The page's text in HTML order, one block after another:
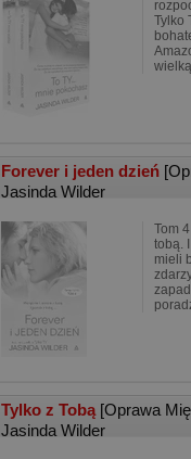
Tylko
Forever i jeden dzień
Jasinda Wilder
Tom
tobą.
mieli
Tylko z Tobą [Oprawa
Jasinda Wilder